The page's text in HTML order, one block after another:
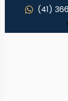
(41)